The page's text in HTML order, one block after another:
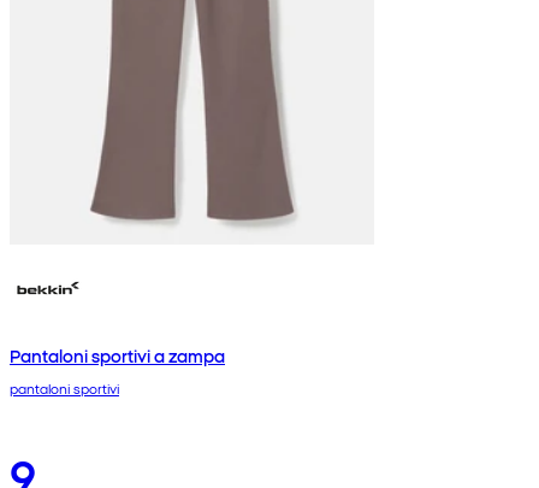
Pantaloni sportivi a zampa
pantaloni sportivi
9